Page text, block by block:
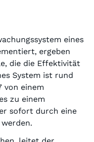
eines
ergeben
die die Effektivität
System ist rund
von einem
zu einem
sofort durch eine